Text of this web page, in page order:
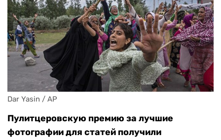
Dar Yasin / AP
Пулитцеровскую премию за лучшие
фотографии для статей получили